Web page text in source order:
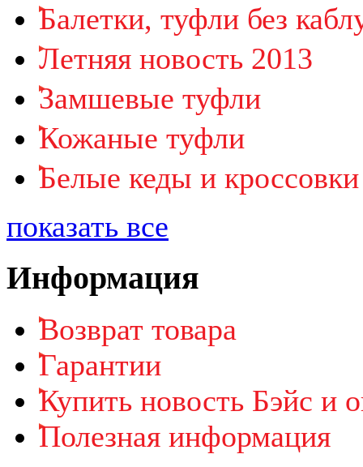
Балетки, туфли без
Летняя новость 2013
Замшевые туфли
Кожаные туфли
Белые кеды и кроссовки
показать все
Информация
Возврат товара
Гарантии
Купить новость Бэйс и
Полезная информация